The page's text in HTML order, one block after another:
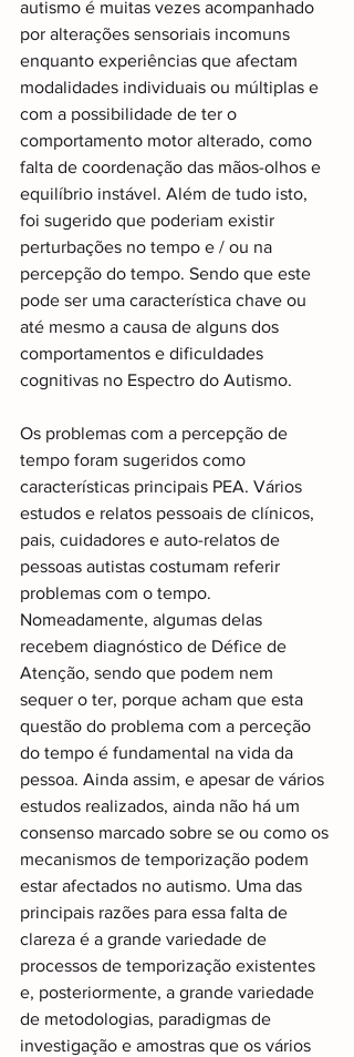
autismo é muitas vezes acompanhado
por alterações sensoriais incomuns
enquanto experiências que afectam
modalidades individuais ou múltiplas e
com a possibilidade de ter o
comportamento motor alterado, como
falta de coordenação das mãos-olhos e
equilíbrio instável. Além de tudo isto,
foi sugerido que poderiam existir
perturbações no tempo e / ou na
percepção do tempo. Sendo que este
pode ser uma característica chave ou
até mesmo a causa de alguns dos
comportamentos e dificuldades
cognitivas no Espectro do Autismo.
Os problemas com a percepção de
tempo foram sugeridos como
características principais PEA. Vários
estudos e relatos pessoais de clínicos,
pais, cuidadores e auto-relatos de
pessoas autistas costumam referir
problemas com o tempo.
Nomeadamente, algumas delas
recebem diagnóstico de Défice de
Atenção, sendo que podem nem
sequer o ter, porque acham que esta
questão do problema com a perceção
do tempo é fundamental na vida da
pessoa. Ainda assim, e apesar de vários
estudos realizados, ainda não há um
consenso marcado sobre se ou como os
mecanismos de temporização podem
estar afectados no autismo. Uma das
principais razões para essa falta de
clareza é a grande variedade de
processos de temporização existentes
e, posteriormente, a grande variedade
de metodologias, paradigmas de
investigação e amostras que os vários